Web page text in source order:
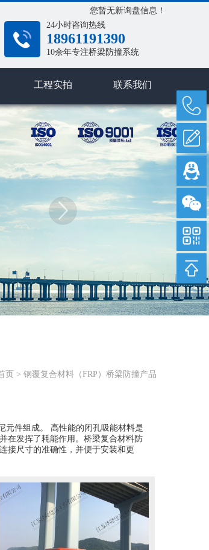
您暂无新询盘信息！
24小时咨询热线
18961191390
10余年专注桥梁防撞系统
工程实拍 联系我们
页 > 钢覆复合材料（FRP）桥梁防撞产品
元件组成。 高性能的闭孔吸能材料是
在发挥了耗能作用。桥梁复合材料防
接尺寸的准确性，并便于安装和更